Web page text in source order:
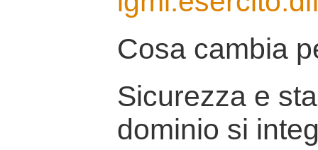
Cosa cambia
Sicurezza e
dominio si